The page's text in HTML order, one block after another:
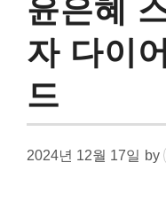
윤은혜
자 다이
드
2024년 12월 17일 by